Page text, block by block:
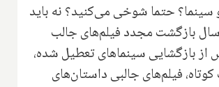
سینما؟ حتما شوخی می‌کنید؟ نه باید
گفت که ۲۰۲۱ سال بازگشت مجدد فیلم‌های جالب
بازگشایی سینماهای تعطیل شده،
فیلم‌های جالبی داستان‌های